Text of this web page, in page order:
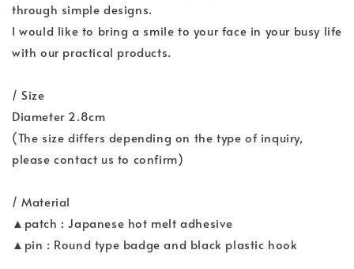
through simple designs.
I would like to bring a smile to your face in your busy life
with our practical products.
/ Size
Diameter 2.8cm
(The size differs depending on the type of inquiry,
please contact us to confirm)
/ Material
▲patch : Japanese hot melt adhesive
▲pin : Round type badge and black plastic hook